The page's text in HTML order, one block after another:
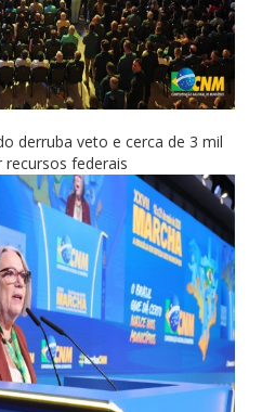
derruba veto e cerca de 3 mil
federais